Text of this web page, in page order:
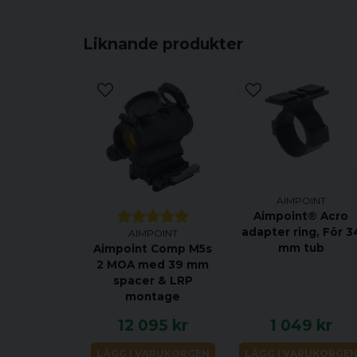
Liknande produkter
AIMPOINT
Aimpoint Comp M5s
2 MOA med 39 mm
spacer & LRP
montage
12 095 kr
LÄGG I VARUKORGEN
AIMPOINT
Aimpoint® Acro
adapter ring, För
mm tub
1 049 kr
LÄGG I VARUKORGEN